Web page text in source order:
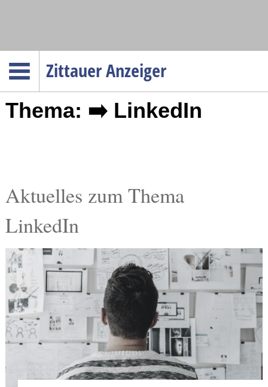
Zittauer Anzeiger
Menüpunkte
Startseite
Verkehr
Gesundheit
Sport
Termine
Kostenlos
Thema: ➡️ LinkedIn
Aktuelles zum Thema
LinkedIn